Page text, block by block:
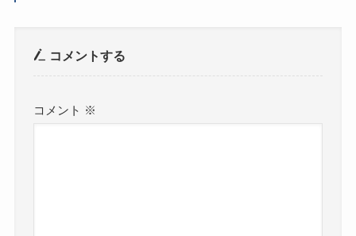
コメントする
コメント ※